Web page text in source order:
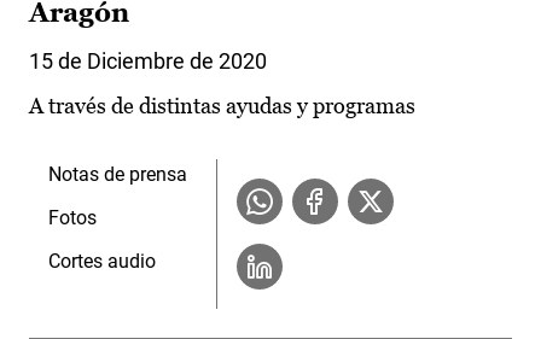
Aragón
15 de Diciembre de 2020
A través de distintas ayudas y programas
Notas de prensa
Fotos
Cortes audio